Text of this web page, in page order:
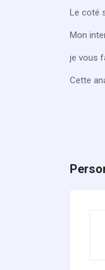
Le coté
Mon
je vous
Cette